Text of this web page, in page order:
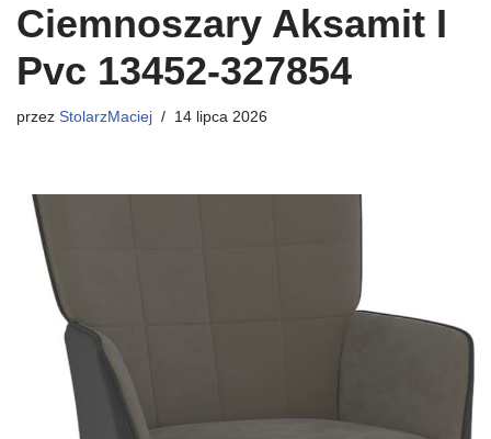
Ciemnoszary Aksamit I
Pvc 13452-327854
przez StolarzMaciej 14 lipca 2026